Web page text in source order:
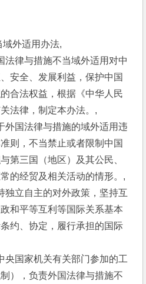
外适用办法,
法律与措施不当域外适用对中
安全、发展利益，保护中国
合法权益，根据《中华人民
法律，制定本办法。,
外国法律与措施的域外适用违
则，不当禁止或者限制中国
第三国（地区）及其公民、
的经贸及相关活动的情形。,
独立自主的对外政策，坚持互
和平等互利等国际关系基本
约、协定，履行承担的国际
央国家机关有关部门参加的工
），负责外国法律与措施不